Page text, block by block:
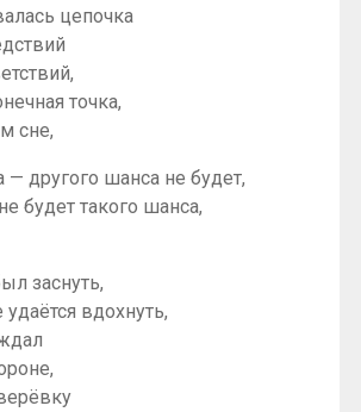
цепочка
точка,
сне,
— другого шанса не будет,
будет такого шанса,
заснуть,
вдохнуть,